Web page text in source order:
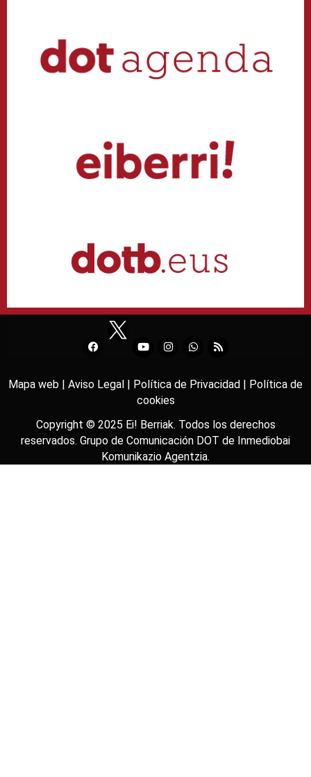
Mapa web | Aviso Legal | Política de Privacidad | Política de
cookies
Copyright © 2025 Ei! Berriak. Todos los derechos
reservados. Grupo de Comunicación DOT de Inmediobai
Komunikazio Agentzia.